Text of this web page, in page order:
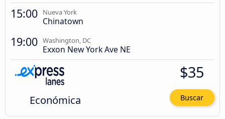
15:00 Nueva York
Chinatown
19:00 Washington, DC
Exxon New York Ave NE
Económica
$35
Buscar